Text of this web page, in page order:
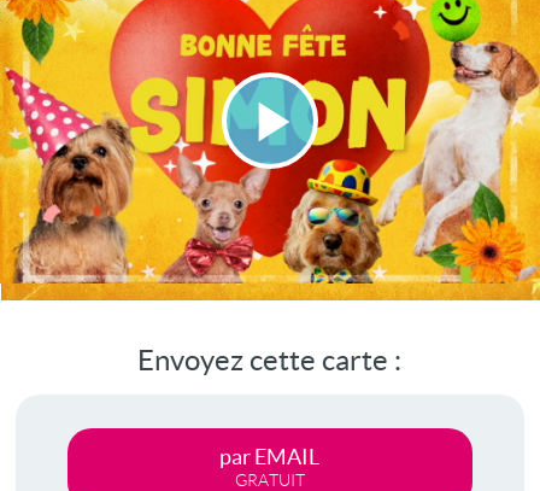
Lire
la
vidéo
Envoyez cette carte :
par EMAIL
GRATUIT